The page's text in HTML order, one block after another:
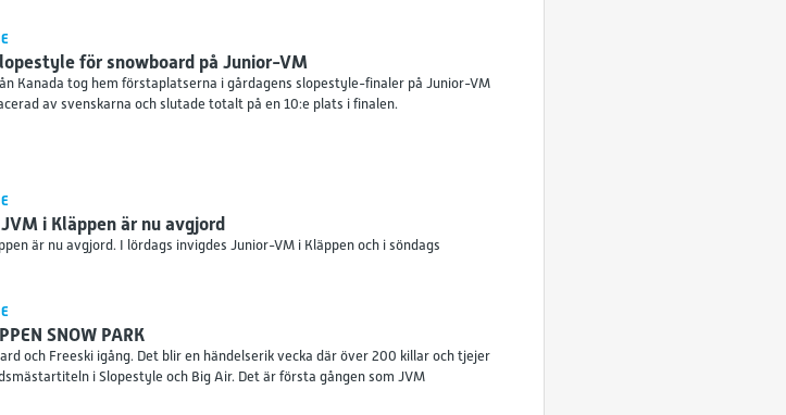
för snowboard på Junior-VM
Kanada tog hem förstaplatserna i gårdagens slopestyle-finaler på Junior-VM
av svenskarna och slutade totalt på en 10:e plats i finalen.
i Kläppen är nu avgjord
är nu avgjord. I lördags invigdes Junior-VM i Kläppen och i söndags
SNOW PARK
och Freeski igång. Det blir en händelserik vecka där över 200 killar och tjejer
i Slopestyle och Big Air. Det är första gången som JVM